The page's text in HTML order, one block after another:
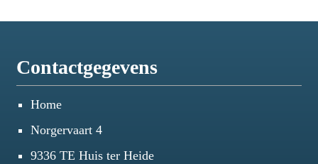
Contactgegevens
Home
Norgervaart 4
9336 TE Huis ter Heide